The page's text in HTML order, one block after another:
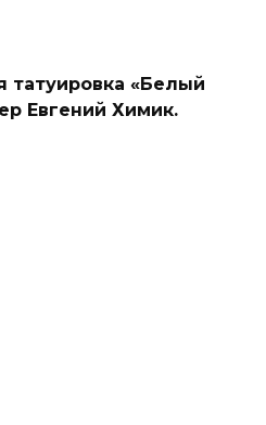
татуировка «Белый
Евгений Химик.